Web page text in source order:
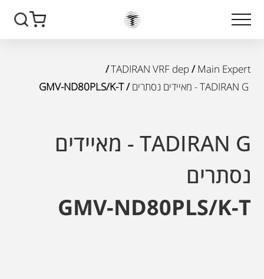
Main Expert
/
TADIRAN VRF dep
/
TADIRAN G - מאיידים נסתרים
/ GMV-ND80PLS/K-T
TADIRAN G - מאיידים
נסתרים
GMV-ND80PLS/K-T